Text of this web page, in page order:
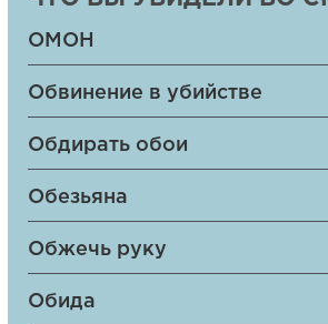
ОМОН
Обвинение в убийстве
Обдирать обои
Обезьяна
Обжечь руку
Обида